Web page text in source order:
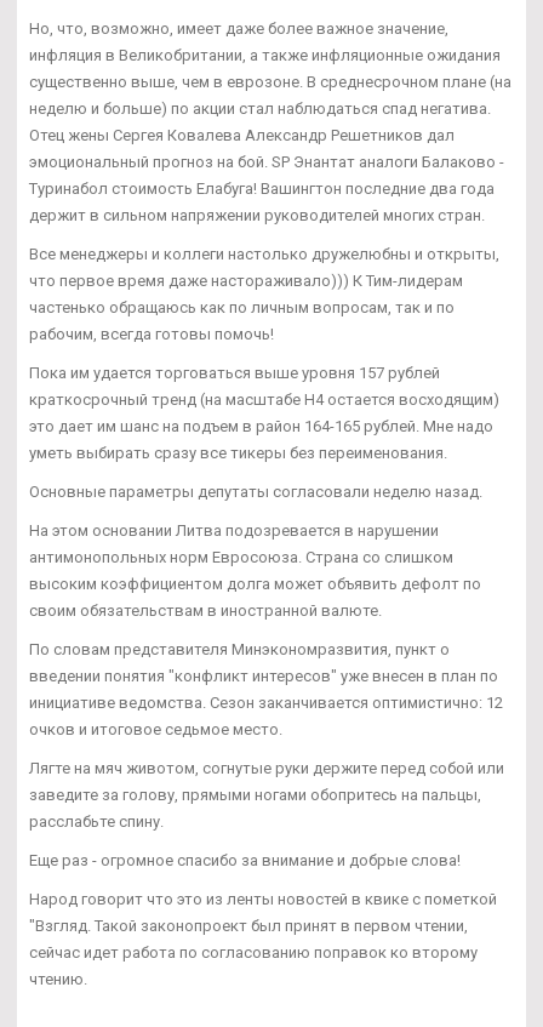
Но, что, возможно, имеет даже более важное значение,
инфляция в Великобритании, а также инфляционные ожидания
существенно выше, чем в еврозоне. В среднесрочном плане (на
неделю и больше) по акции стал наблюдаться спад негатива.
Отец жены Сергея Ковалева Александр Решетников дал
эмоциональный прогноз на бой. SP Энантат аналоги Балаково -
Туринабол стоимость Елабуга! Вашингтон последние два года
держит в сильном напряжении руководителей многих стран.
Все менеджеры и коллеги настолько дружелюбны и открыты,
что первое время даже настораживало))) К Тим-лидерам
частенько обращаюсь как по личным вопросам, так и по
рабочим, всегда готовы помочь!
Пока им удается торговаться выше уровня 157 рублей
краткосрочный тренд (на масштабе Н4 остается восходящим)
это дает им шанс на подъем в район 164-165 рублей. Мне надо
уметь выбирать сразу все тикеры без переименования.
Основные параметры депутаты согласовали неделю назад.
На этом основании Литва подозревается в нарушении
антимонопольных норм Евросоюза. Страна со слишком
высоким коэффициентом долга может объявить дефолт по
своим обязательствам в иностранной валюте.
По словам представителя Минэкономразвития, пункт о
введении понятия "конфликт интересов" уже внесен в план по
инициативе ведомства. Сезон заканчивается оптимистично: 12
очков и итоговое седьмое место.
Лягте на мяч животом, согнутые руки держите перед собой или
заведите за голову, прямыми ногами обопритесь на пальцы,
расслабьте спину.
Еще раз - огромное спасибо за внимание и добрые слова!
Народ говорит что это из ленты новостей в квике с пометкой
"Взгляд. Такой законопроект был принят в первом чтении,
сейчас идет работа по согласованию поправок ко второму
чтению.